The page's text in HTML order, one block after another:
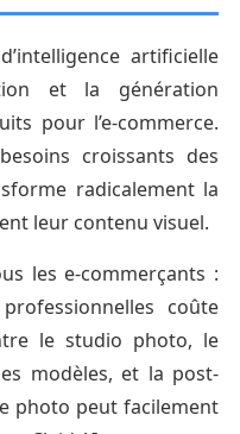
artificielle
et la génération
pour l’e-commerce.
croissants des
radicalement la
leur contenu visuel.
les e-commerçants :
coûte
le studio photo, le
modèles, et la post-
photo peut facilement